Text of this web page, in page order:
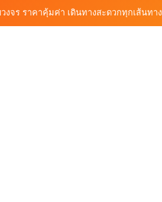
วก ราคาประหยัด เริ่มต้นเพียง 150 บาท/วัน